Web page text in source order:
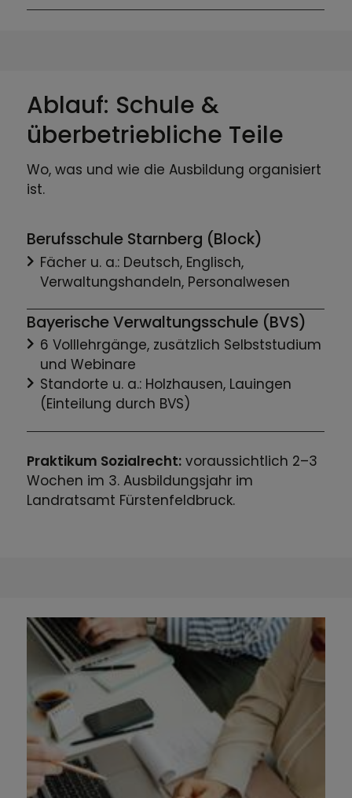
Ablauf: Schule &
überbetriebliche Teile
Wo, was und wie die Ausbildung organisiert
ist.
Berufsschule Starnberg (Block)
Fächer u. a.: Deutsch, Englisch,
Verwaltungshandeln, Personalwesen
Bayerische Verwaltungsschule (BVS)
6 Volllehrgänge, zusätzlich Selbststudium
und Webinare
Standorte u. a.: Holzhausen, Lauingen
(Einteilung durch BVS)
Praktikum Sozialrecht: voraussichtlich 2–3
Wochen im 3. Ausbildungsjahr im
Landratsamt Fürstenfeldbruck.